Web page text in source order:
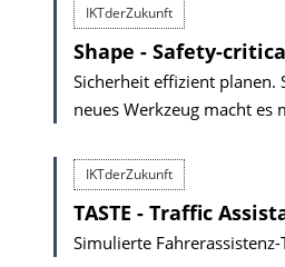
IKTderZukunft
Shape - Safety-
Sicherheit effizient
neues Werkzeug macht es
IKTderZukunft
TASTE - Traffic
Simulierte